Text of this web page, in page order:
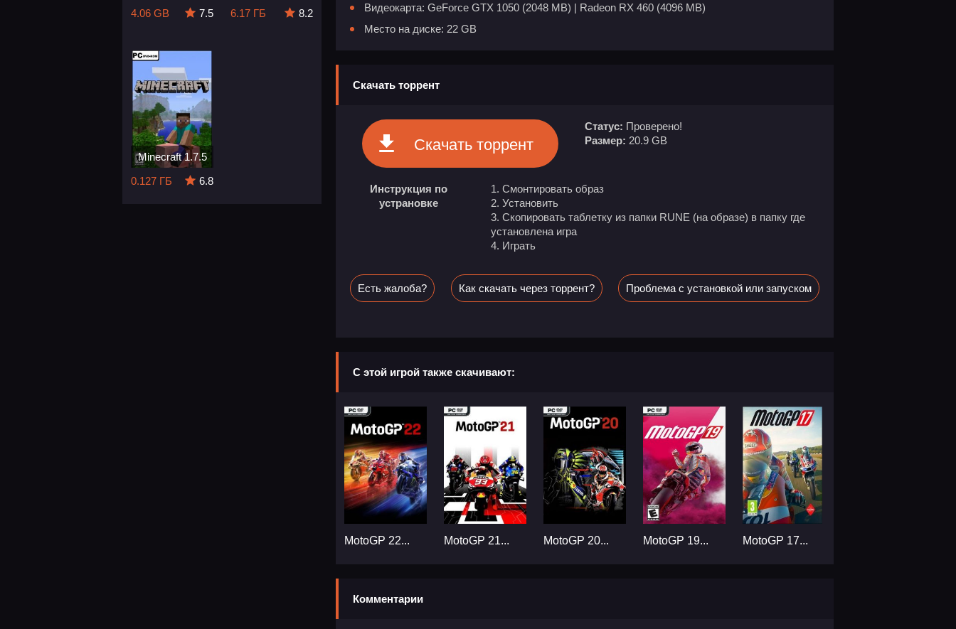
4.06 GB
7.5
6.17 ГБ
8.2
Minecraft 1.7.5
0.127 ГБ
6.8
Видеокарта: GeForce GTX 1050 (2048 MB) | Radeon RX 460 (4096 MB)
Место на диске: 22 GB
Скачать торрент
Скачать торрент
Статус: Проверено!
Размер: 20.9 GB
Инструкция по
устрановке
1. Смонтировать образ
2. Установить
3. Скопировать таблетку из папки RUNE (на образе) в папку где
установлена игра
4. Играть
Есть жалоба? Как скачать через торрент? Проблема с установкой или запуском
С этой игрой также скачивают:
MotoGP 22... MotoGP 21... MotoGP 20... MotoGP 19... MotoGP 17...
Комментарии